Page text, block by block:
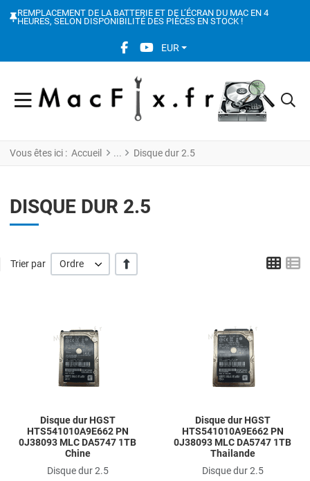
REMPLACEMENT DE LA BATTERIE ET DE L’ÉCRAN DU MAC EN 4
HEURES, SELON DISPONIBILITÉ DES PIÈCES EN STOCK !
FACEBOOK SOCIAL LINK
YOUTUBE SOCIAL LINK
EUR
Vous êtes ici : Accueil Disque dur 2.5
DISQUE DUR 2.5
Trier par Ordre ' +/-' Grid
Add to Compare
Disque dur HGST
HTS541010A9E662 PN
0J38093 MLC DA5747 1TB
Chine
Disque dur 2.5
Disque dur HGST
HTS541010A9E662 PN
0J38093 MLC DA5747 1TB
Thailande
Disque dur 2.5